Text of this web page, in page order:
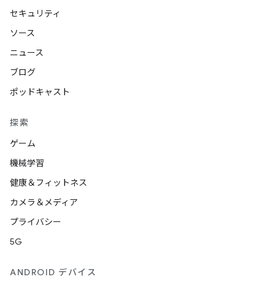
セキュリティ
ソース
ニュース
ブログ
ポッドキャスト
探索
ゲーム
機械学習
健康＆フィットネス
カメラ＆メディア
プライバシー
5G
ANDROID デバイス